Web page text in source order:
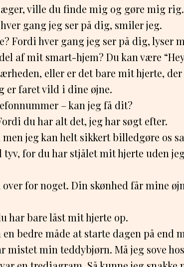
ville du finde mig og gøre mig rig.
gang jeg ser på dig, smiler jeg.
Fordi hver gang jeg ser på dig, lyser
af mit smart-hjem? Du kan være
eller er det bare mit hjerte,
er faret vild i dine øjne.
– kan jeg få dit?
du har alt det, jeg har søgt efter.
jeg kan helt sikkert billedgøre os
tyv, for du har stjålet mit hjerte uden
for noget. Din skønhed får mine
har bare låst mit hjerte op.
bedre måde at starte dagen på end
mistet min teddybjørn. Må jeg sove